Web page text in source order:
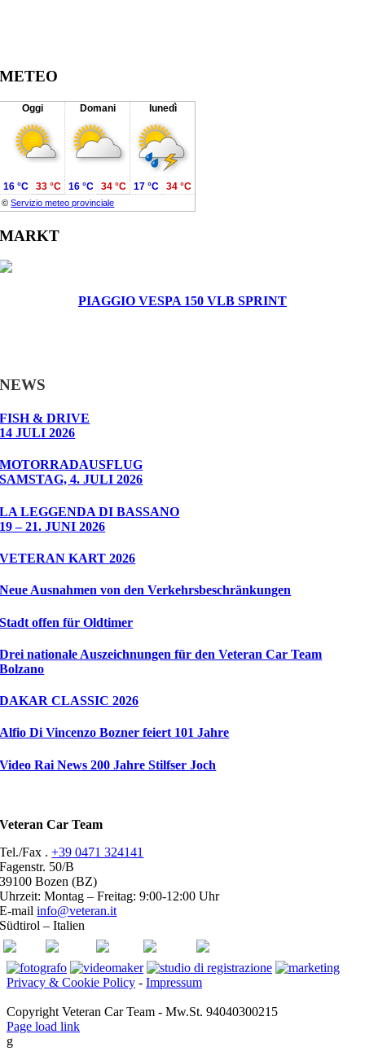
METEO
Oggi Domani lunedì
©Servizio meteo provinciale
16 °C 33 °C 16 °C 34 °C 17 °C 34 °C
MARKT
PIAGGIO VESPA 150 VLB SPRINT
NEWS
FISH & DRIVE
14 JULI 2026
MOTORRADAUSFLUG
SAMSTAG, 4. JULI 2026
LA LEGGENDA DI BASSANO
19 – 21. JUNI 2026
VETERAN KART 2026
Neue Ausnahmen von den Verkehrsbeschränkungen
Stadt offen für Oldtimer
Drei nationale Auszeichnungen für den Veteran Car Team
Bolzano
DAKAR CLASSIC 2026
Alfio Di Vincenzo Bozner feiert 101 Jahre
Video Rai News 200 Jahre Stilfser Joch
Veteran Car Team
Tel./Fax .+39 0471 324141
Fagenstr. 50/B
39100 Bozen (BZ)
Uhrzeit: Montag – Freitag: 9:00-12:00 Uhr
E-mailinfo@veteran.it
Südtirol – Italien
ASI
FIVA ACI youtube facebook
Privacy & Cookie Policy - Impressum
Copyright Veteran Car Team - Mw.St. 94040300215
Page load link
g